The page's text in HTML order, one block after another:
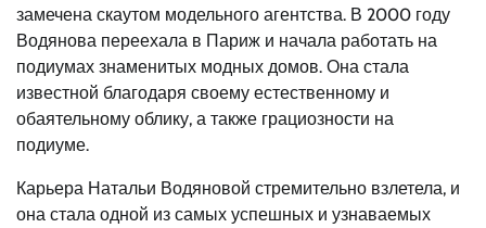
замечена скаутом модельного агентства. В 2000 году
Водянова переехала в Париж и начала работать на
подиумах знаменитых модных домов. Она стала
известной благодаря своему естественному и
обаятельному облику, а также грациозности на
подиуме.
Карьера Натальи Водяновой стремительно взлетела, и
она стала одной из самых успешных и узнаваемых